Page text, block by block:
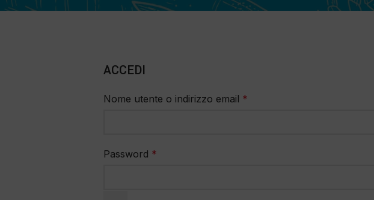
ACCEDI
Nome utente o indirizzo email *
Password *